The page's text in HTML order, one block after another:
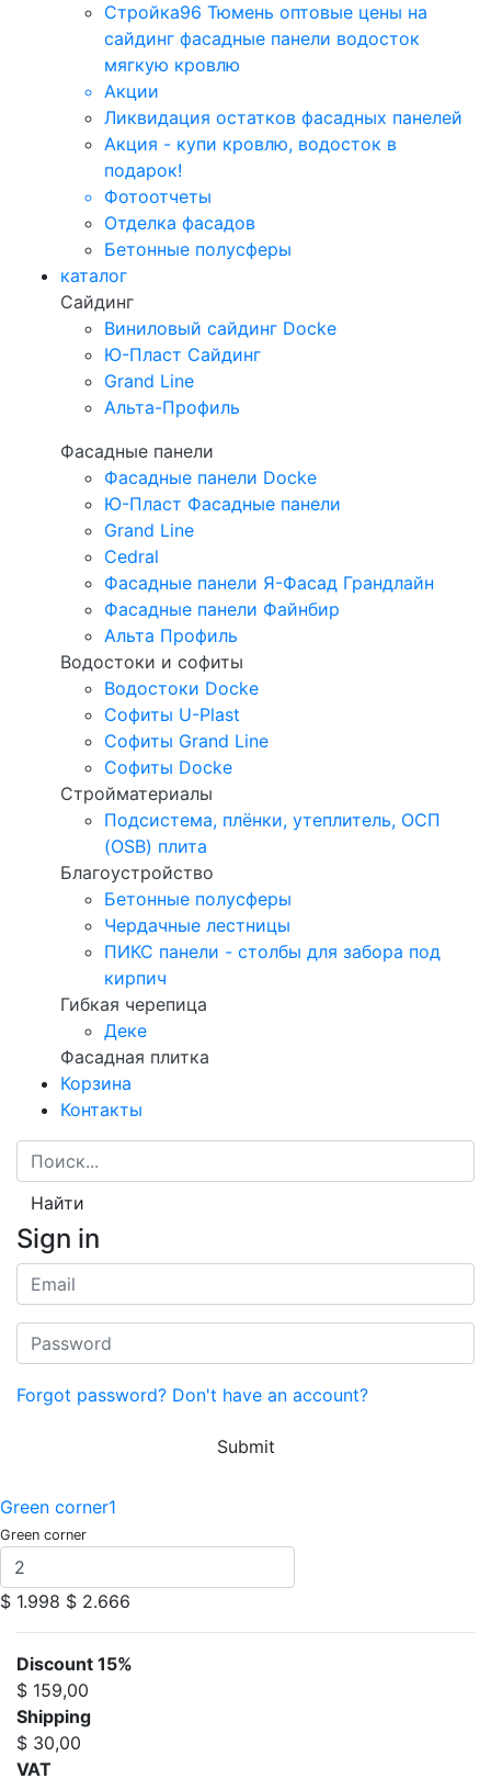
Стройка96 Тюмень оптовые цены на
сайдинг фасадные панели водосток
мягкую кровлю
Акции
Ликвидация остатков фасадных панелей
Акция - купи кровлю, водосток в
подарок!
Фотоотчеты
Отделка фасадов
Бетонные полусферы
каталог
Сайдинг
Виниловый сайдинг Docke
Ю-Пласт Сайдинг
Grand Line
Альта-Профиль
Фасадные панели
Фасадные панели Docke
Ю-Пласт Фасадные панели
Grand Line
Cedral
Фасадные панели Я-Фасад Грандлайн
Фасадные панели Файнбир
Альта Профиль
Водостоки и софиты
Водостоки Docke
Софиты U-Plast
Софиты Grand Line
Софиты Docke
Стройматериалы
Подсистема, плёнки, утеплитель, ОСП
(OSB) плита
Благоустройство
Бетонные полусферы
Чердачные лестницы
ПИКС панели - столбы для забора под
кирпич
Гибкая черепица
Деке
Фасадная плитка
Корзина
Контакты
Найти
Sign in
Forgot password? Don't have an account?
Submit
Green corner1
Green corner
$ 1.998 $ 2.666
Discount 15%
$ 159,00
Shipping
$ 30,00
VAT